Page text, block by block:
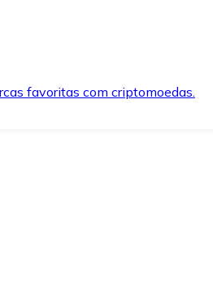
favoritas com criptomoedas.
de forma rápida e segura.
quando precisar.